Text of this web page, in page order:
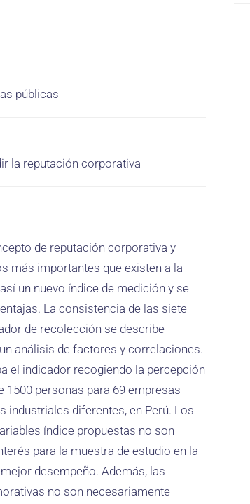
públicas
la reputación corporativa
de reputación corporativa y
más importantes que existen a la
un nuevo índice de medición y se
La consistencia de las siete
de recolección se describe
análisis de factores y correlaciones.
el indicador recogiendo la percepción
1500 personas para 69 empresas
industriales diferentes, en Perú. Los
índice propuestas no son
para la muestra de estudio en la
desempeño. Además, las
no son necesariamente